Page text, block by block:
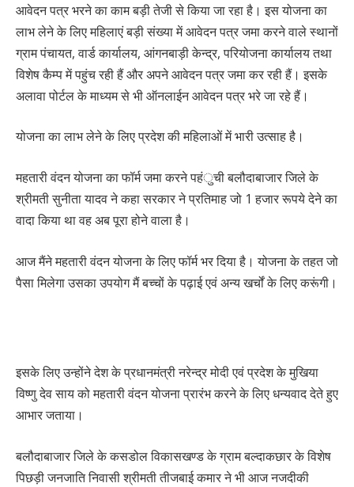
आवेदन पत्र भरने का काम बड़ी तेजी से किया जा रहा है। इस योजना का
लाभ लेने के लिए महिलाएं बड़ी संख्या में आवेदन पत्र जमा करने वाले स्थानों
ग्राम पंचायत, वार्ड कार्यालय, आंगनबाड़ी केन्द्र, परियोजना कार्यालय तथा
विशेष कैम्प में पहुंच रही हैं और अपने आवेदन पत्र जमा कर रही हैं। इसके
अलावा पोर्टल के माध्यम से भी ऑनलाईन आवेदन पत्र भरे जा रहे हैं।
योजना का लाभ लेने के लिए प्रदेश की महिलाओं में भारी उत्साह है।
महतारी वंदन योजना का फॉर्म जमा करने पहंुची बलौदाबाजार जिले के
श्रीमती सुनीता यादव ने कहा सरकार ने प्रतिमाह जो 1 हजार रूपये देने का
वादा किया था वह अब पूरा होने वाला है।
आज मैंने महतारी वंदन योजना के लिए फॉर्म भर दिया है। योजना के तहत जो
पैसा मिलेगा उसका उपयोग मैं बच्चों के पढ़ाई एवं अन्य खर्चों के लिए करूंगी।
इसके लिए उन्होंने देश के प्रधानमंत्री नरेन्द्र मोदी एवं प्रदेश के मुखिया
विष्णु देव साय को महतारी वंदन योजना प्रारंभ करने के लिए धन्यवाद देते हुए
आभार जताया।
बलौदाबाजार जिले के कसडोल विकासखण्ड के ग्राम बल्दाकछार के विशेष
पिछड़ी जनजाति निवासी श्रीमती तीजबाई कमार ने भी आज नजदीकी